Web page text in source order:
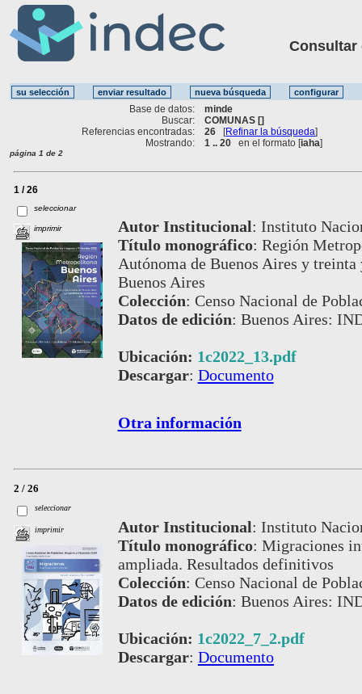
Consultar
Base de datos:
minde
Buscar:
COMUNAS []
Referencias encontradas:
26 [Refinar la búsqueda]
Mostrando:
1 .. 20 en el formato [iaha]
página 1 de 2
1 / 26
seleccionar
imprimir Autor Institucional: Instituto
Título monográfico: Región
Autónoma de Buenos Aires y
Buenos Aires
Colección: Censo Nacional de
Datos de edición: Buenos Aires:
Ubicación: 1c2022_13.pdf
Descargar: Documento
Otra información
2 / 26
seleccionar
imprimir Autor Institucional: Instituto
Título monográfico: Migraciones
ampliada. Resultados definitivos
Colección: Censo Nacional de
Datos de edición: Buenos Aires:
Ubicación: 1c2022_7_2.pdf
Descargar: Documento